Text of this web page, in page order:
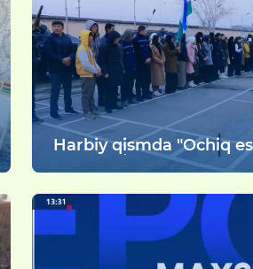
Harbiy qismda "Ochiq
tadbiri oʻtkazildi